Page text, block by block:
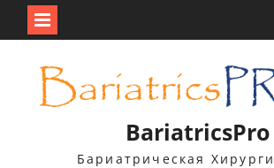
содержимому
BariatricsPro
Бариатрическая